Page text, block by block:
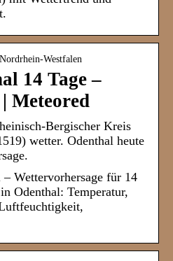
Westfalen
14 Tage –
Meteored
Bergischer Kreis
wetter. Odenthal heute
Wettervorhersage für 14
Odenthal: Temperatur,